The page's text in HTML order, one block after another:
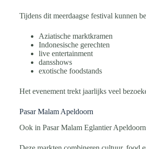
Tijdens dit meerdaagse festival kunnen
Aziatische marktkramen
Indonesische gerechten
live entertainment
dansshows
exotische foodstands
Het evenement trekt jaarlijks veel
Pasar Malam Apeldoorn
Ook in Pasar Malam Eglantier